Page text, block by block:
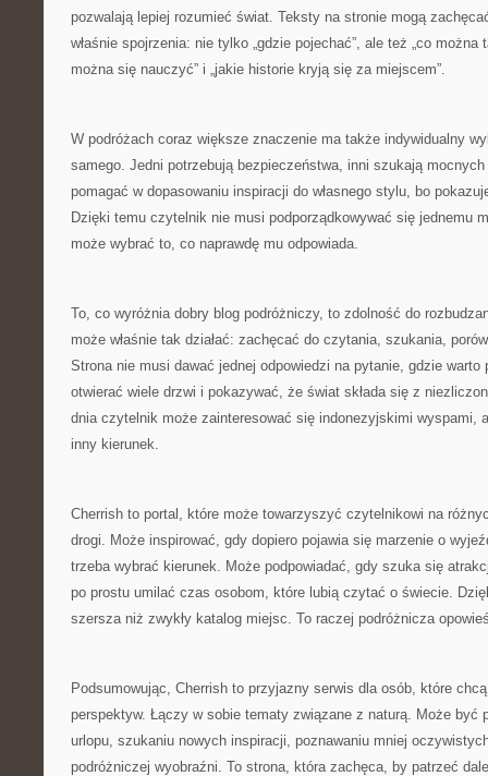
pozwalają lepiej rozumieć świat. Teksty na stronie mogą
właśnie spojrzenia: nie tylko „gdzie pojechać”, ale też „co można
można się nauczyć” i „jakie historie kryją się za miejscem”.
W podróżach coraz większe znaczenie ma także indywidualny
samego. Jedni potrzebują bezpieczeństwa, inni szukają
pomagać w dopasowaniu inspiracji do własnego stylu, bo
Dzięki temu czytelnik nie musi podporządkowywać się jednemu
może wybrać to, co naprawdę mu odpowiada.
To, co wyróżnia dobry blog podróżniczy, to zdolność do
może właśnie tak działać: zachęcać do czytania, szukania,
Strona nie musi dawać jednej odpowiedzi na pytanie, gdzie warto
otwierać wiele drzwi i pokazywać, że świat składa się z
dnia czytelnik może zainteresować się indonezyjskimi wyspami,
inny kierunek.
Cherrish to portal, które może towarzyszyć czytelnikowi na
drogi. Może inspirować, gdy dopiero pojawia się marzenie o
trzeba wybrać kierunek. Może podpowiadać, gdy szuka się
po prostu umilać czas osobom, które lubią czytać o świecie.
szersza niż zwykły katalog miejsc. To raczej podróżnicza
Podsumowując, Cherrish to przyjazny serwis dla osób, które
perspektyw. Łączy w sobie tematy związane z naturą. Może być
urlopu, szukaniu nowych inspiracji, poznawaniu mniej
podróżniczej wyobraźni. To strona, która zachęca, by patrzeć